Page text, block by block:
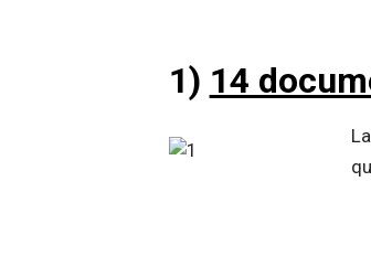
1) 14